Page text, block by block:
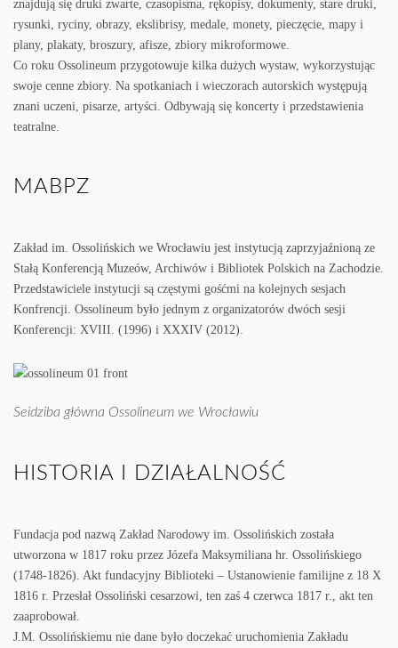
znajdują się druki zwarte, czasopisma, rękopisy, dokumenty, stare druki,
rysunki, ryciny, obrazy, ekslibrisy, medale, monety, pieczęcie, mapy i
plany, plakaty, broszury, afisze, zbiory mikroformowe.
Co roku Ossolineum przygotowuje kilka dużych wystaw, wykorzystując
swoje cenne zbiory. Na spotkaniach i wieczorach autorskich występują
znani uczeni, pisarze, artyści. Odbywają się koncerty i przedstawienia
teatralne.
MABPZ
Zakład im. Ossolińskich we Wrocławiu jest instytucją zaprzyjaźnioną ze
Stałą Konferencją Muzeów, Archiwów i Bibliotek Polskich na Zachodzie.
Przedstawiciele instytucji są częstymi gośćmi na kolejnych sesjach
Konfrencji. Ossolineum było jednym z organizatorów dwóch sesji
Konferencji: XVIII. (1996) i XXXIV (2012).
Seidziba główna Ossolineum we Wrocławiu
HISTORIA I DZIAŁALNOŚĆ
Fundacja pod nazwą Zakład Narodowy im. Ossolińskich została
utworzona w 1817 roku przez Józefa Maksymiliana hr. Ossolińskiego
(1748-1826). Akt fundacyjny Biblioteki – Ustanowienie familijne z 18 X
1816 r. Przesłał Ossoliński cesarzowi, ten zaś 4 czerwca 1817 r., akt ten
zaaprobował.
J.M. Ossolińskiemu nie dane było doczekać uruchomienia Zakładu